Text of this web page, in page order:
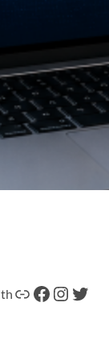
Tautan Facebook Instagram Twitter